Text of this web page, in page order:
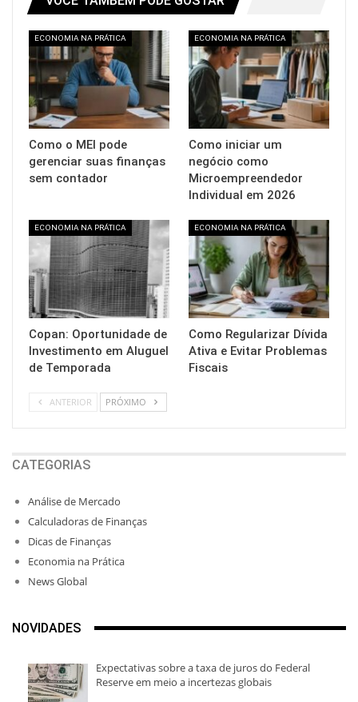
ECONOMIA NA PRÁTICA
Como o MEI pode
gerenciar suas finanças
sem contador
ECONOMIA NA PRÁTICA
Como iniciar um
negócio como
Microempreendedor
Individual em 2026
ECONOMIA NA PRÁTICA
Copan: Oportunidade de
Investimento em Aluguel
de Temporada
ECONOMIA NA PRÁTICA
Como Regularizar Dívida
Ativa e Evitar Problemas
Fiscais
ANTERIOR PRÓXIMO
CATEGORIAS
Análise de Mercado
Calculadoras de Finanças
Dicas de Finanças
Economia na Prática
News Global
NOVIDADES
Expectativas sobre a taxa de juros do Federal
Reserve em meio a incertezas globais